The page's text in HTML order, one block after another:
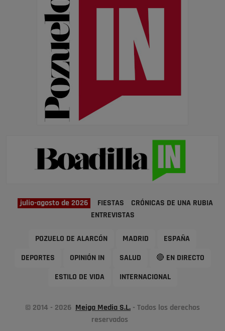
julio-agosto de 2026 FIESTAS
CRÓNICAS DE UNA RUBIA
ENTREVISTAS
POZUELO DE ALARCÓN MADRID ESPAÑA
DEPORTES OPINIÓN IN SALUD 🔴 EN DIRECTO
ESTILO DE VIDA INTERNACIONAL
© 2014 - 2026 Meiga Media S.L. - Todos los derechos
reservados